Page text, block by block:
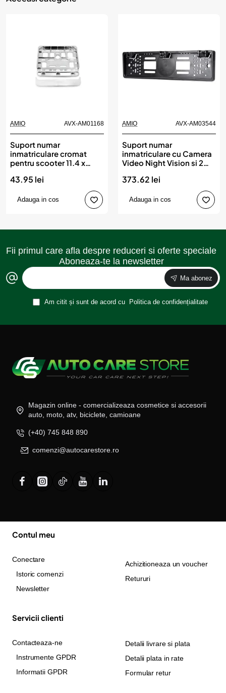
AMIO AVX-AM01168
Suport numar
inmatriculare cromat
pentru scooter 11.4 x
43.95 lei
Adauga in cos
AMIO AVX-AM03544
Suport numar
inmatriculare cu Camera
Video Night Vision si 2
373.62 lei
Adauga in cos
Fii primul care afla despre reduceri si oferte speciale
Aboneaza-te la newsletter
Ma abonez
Am citit și sunt de acord cu Politica de confidențialitate
Magazin online - comercializeaza cosmetice si accesorii
auto, moto, atv, biciclete, camioane
(+40) 745 848 890
comenzi@autocarestore.ro
Contul meu
Conectare
Istoric comenzi
Newsletter
Achizitioneaza un voucher
Retururi
Servicii clienti
Contacteaza-ne
Instrumente GPDR
Informatii GPDR
Detalii livrare si plata
Detalii plata in rate
Formular retur